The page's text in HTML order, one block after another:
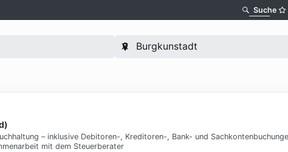
Suche
– inklusive Debitoren-, Kreditoren-, Bank- und
mit dem Steuerberater